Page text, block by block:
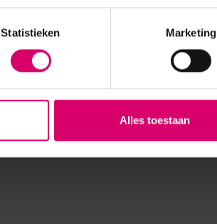
Statistieken Marketing
Alles toestaan